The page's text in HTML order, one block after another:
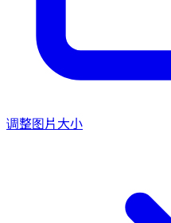
调整图片大小